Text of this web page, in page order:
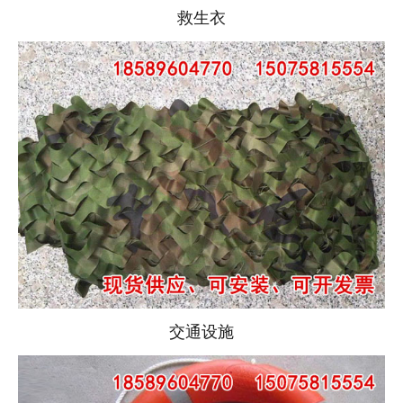
救生衣
交通设施